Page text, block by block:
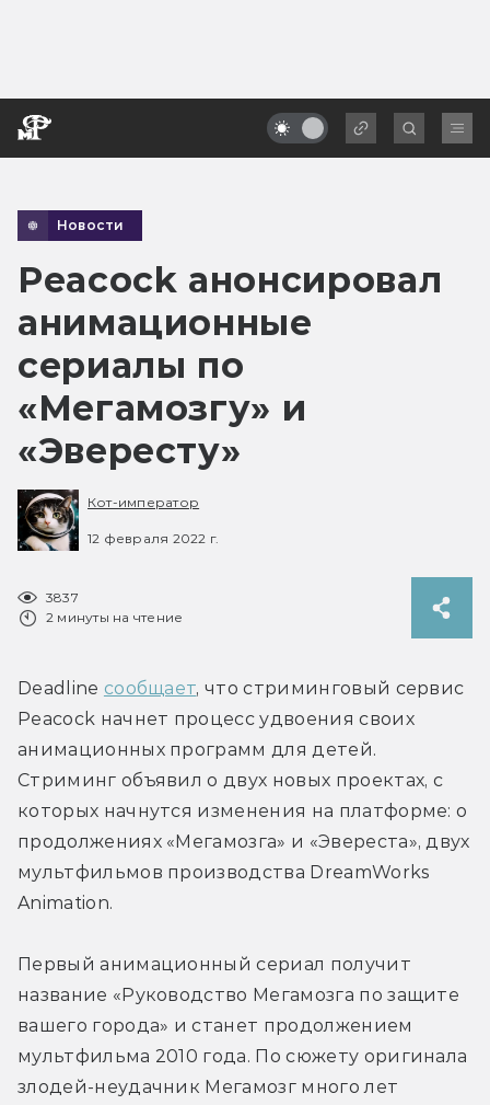
Новости
Peacock анонсировал
анимационные
сериалы по
«Мегамозгу» и
«Эвересту»
Кот-император
12 февраля 2022 г.
3837
2 минуты на чтение
Deadline сообщает, что стриминговый сервис
Peacock начнет процесс удвоения своих
анимационных программ для детей.
Стриминг объявил о двух новых проектах, с
которых начнутся изменения на платформе: о
продолжениях «Мегамозга» и «Эвереста», двух
мультфильмов производства DreamWorks
Animation.
Первый анимационный сериал получит
название «Руководство Мегамозга по защите
вашего города» и станет продолжением
мультфильма 2010 года. По сюжету оригинала
злодей-неудачник Мегамозг много лет